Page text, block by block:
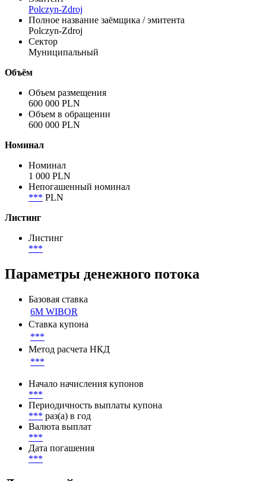
Polczyn-Zdroj is a town in Swidwin County, West Pomeranian
Voivodeship, Poland, with 11,153 inhabitants (2007).
Эмитент
Polczyn-Zdroj
Polczyn-Zdroj
Муниципальный
Объём
600 000 PLN
600 000 PLN
Номинал
1 000 PLN
***PLN
Листинг
Параметры денежного потока
Базовая ставка
6M WIBOR
Ставка купона
Метод расчета НКД
***
Начало начисления купонов
***
Периодичность выплаты купона
***